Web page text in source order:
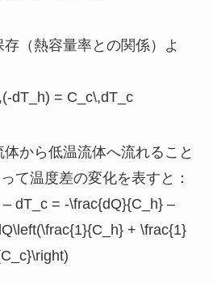
（熱容量率との関係）よ
dT_h) = C_c\,dT_c
から低温流体へ流れること
て温度差の変化を表すと：
dT_c = -\frac{dQ}{C_h} –
+ \frac{1}